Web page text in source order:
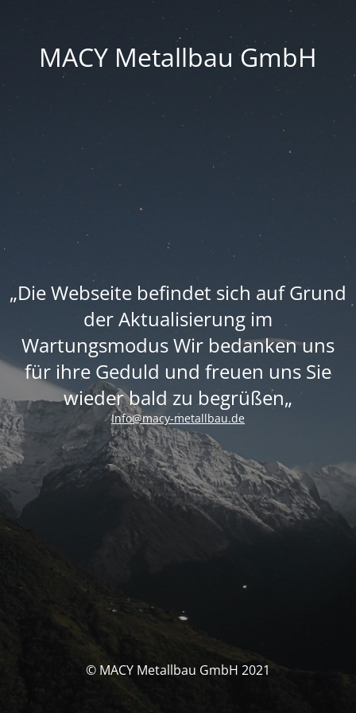
MACY Metallbau GmbH
„Die Webseite befindet sich auf Grund
der Aktualisierung im
Wartungsmodus Wir bedanken uns
für ihre Geduld und freuen uns Sie
wieder bald zu begrüßen„
Info@macy-metallbau.de
© MACY Metallbau GmbH 2021